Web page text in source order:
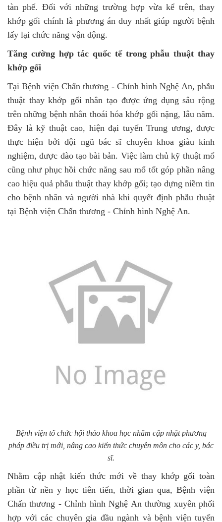
tàn phế. Đối với những trường hợp vừa kể trên, thay
khớp gối chính là phương án duy nhất giúp người bệnh
lấy lại chức năng vận động.
Tăng cường hợp tác quốc tế trong phẫu thuật thay
khớp gối
Tại Bệnh viện Chấn thương - Chỉnh hình Nghệ An, phẫu
thuật thay khớp gối nhân tạo được ứng dụng sâu rộng
trên những bệnh nhân thoái hóa khớp gối nặng, lâu năm.
Đây là kỹ thuật cao, hiện đại tuyến Trung ương, được
thực hiện bởi đội ngũ bác sĩ chuyên khoa giàu kinh
nghiệm, được đào tạo bài bản. Việc làm chủ kỹ thuật mổ
cũng như phục hồi chức năng sau mổ tốt góp phần nâng
cao hiệu quả phẫu thuật thay khớp gối; tạo dựng niềm tin
cho bệnh nhân và người nhà khi quyết định phẫu thuật
tại Bệnh viện Chấn thương - Chỉnh hình Nghệ An.
Bệnh viện tổ chức hội thảo khoa học nhằm cập nhật phương
pháp điều trị mới, nâng cao kiến thức chuyên môn cho các y, bác
sĩ.
Nhằm cập nhật kiến thức mới về thay khớp gối toàn
phần từ nền y học tiên tiến, thời gian qua, Bệnh viện
Chấn thương - Chỉnh hình Nghệ An thường xuyên phối
hợp với các chuyên gia đầu ngành và bệnh viện tuyến